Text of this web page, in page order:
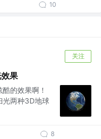
10
关注
果
的效果啊！
光两种3D地球
8